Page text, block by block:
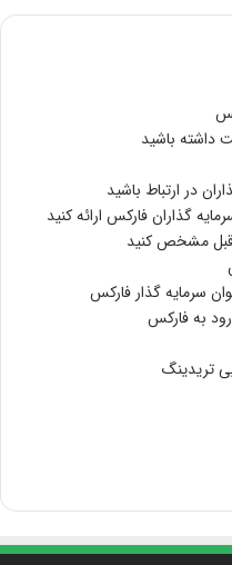
داشته باشید
در ارتباط باشید
گذاران فارکس ارائه کنید
قبل مشخص کنید
سرمایه گذار فارکس
به فارکس
تریدینگ